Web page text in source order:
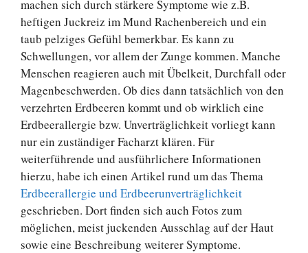
machen sich durch stärkere Symptome wie z.B.
heftigen Juckreiz im Mund Rachenbereich und ein
taub pelziges Gefühl bemerkbar. Es kann zu
Schwellungen, vor allem der Zunge kommen. Manche
Menschen reagieren auch mit Übelkeit, Durchfall oder
Magenbeschwerden. Ob dies dann tatsächlich von den
verzehrten Erdbeeren kommt und ob wirklich eine
Erdbeerallergie bzw. Unverträglichkeit vorliegt kann
nur ein zuständiger Facharzt klären. Für
weiterführende und ausführlichere Informationen
hierzu, habe ich einen Artikel rund um das Thema
Erdbeerallergie und Erdbeerunverträglichkeit
geschrieben. Dort finden sich auch Fotos zum
möglichen, meist juckenden Ausschlag auf der Haut
sowie eine Beschreibung weiterer Symptome.